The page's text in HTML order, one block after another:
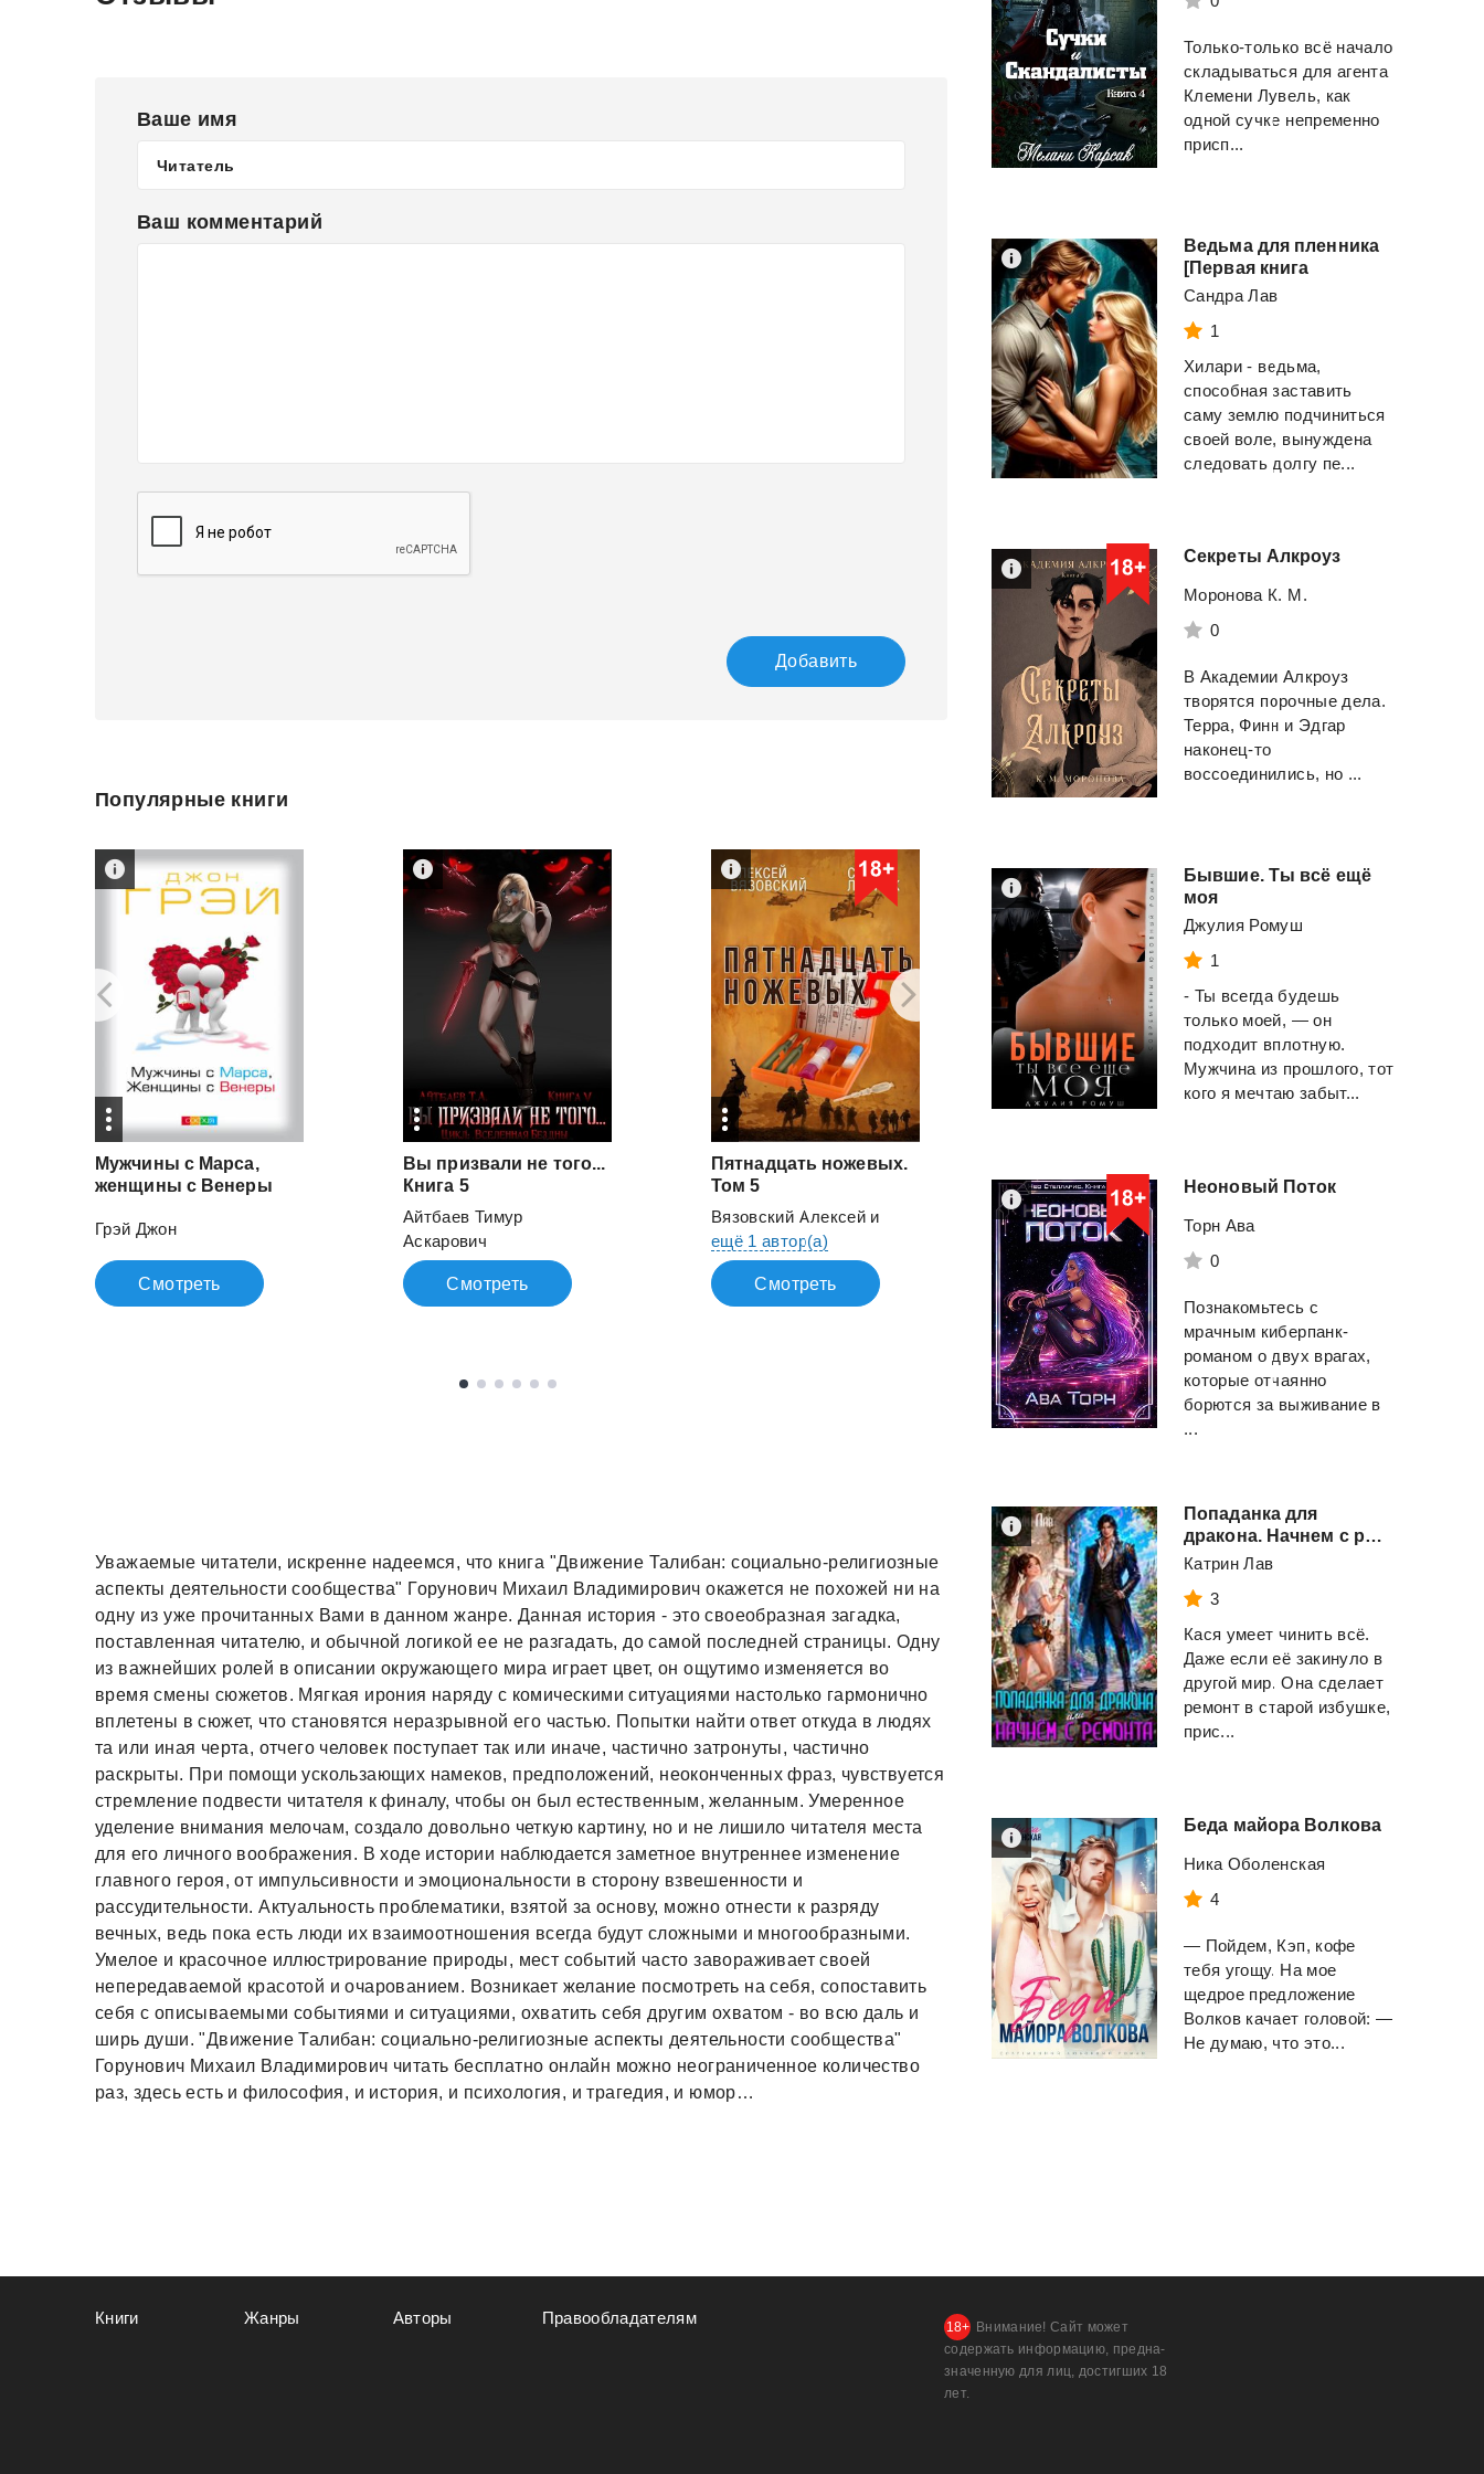
Ваше имя
Ваш комментарий
Добавить
Популярные книги
Мужчины с Марса,
женщины с Венеры
Грэй Джон
Смотреть
Вы призвали не того...
Книга 5
Айтбаев Тимур
Аскарович
Смотреть
Пятнадцать ножевых.
Том 5
Вязовский Алексейи
ещё 1 автор(а)
Смотреть
Тетралогия. (ЛП)
Ларссон Стиг
Смотреть
Уважаемые читатели, искренне надеемся, что книга "Движение Талибан: социально-религиозные
аспекты деятельности сообщества" Горунович Михаил Владимирович окажется не похожей ни на
одну из уже прочитанных Вами в данном жанре. Данная история - это своеобразная загадка,
поставленная читателю, и обычной логикой ее не разгадать, до самой последней страницы. Одну
из важнейших ролей в описании окружающего мира играет цвет, он ощутимо изменяется во
время смены сюжетов. Мягкая ирония наряду с комическими ситуациями настолько гармонично
вплетены в сюжет, что становятся неразрывной его частью. Попытки найти ответ откуда в людях
та или иная черта, отчего человек поступает так или иначе, частично затронуты, частично
раскрыты. При помощи ускользающих намеков, предположений, неоконченных фраз, чувствуется
стремление подвести читателя к финалу, чтобы он был естественным, желанным. Умеренное
уделение внимания мелочам, создало довольно четкую картину, но и не лишило читателя места
для его личного воображения. В ходе истории наблюдается заметное внутреннее изменение
главного героя, от импульсивности и эмоциональности в сторону взвешенности и
рассудительности. Актуальность проблематики, взятой за основу, можно отнести к разряду
вечных, ведь пока есть люди их взаимоотношения всегда будут сложными и многообразными.
Умелое и красочное иллюстрирование природы, мест событий часто завораживает своей
непередаваемой красотой и очарованием. Возникает желание посмотреть на себя, сопоставить
себя с описываемыми событиями и ситуациями, охватить себя другим охватом - во всю даль и
ширь души. "Движение Талибан: социально-религиозные аспекты деятельности сообщества"
Горунович Михаил Владимирович читать бесплатно онлайн можно неограниченное количество
раз, здесь есть и философия, и история, и психология, и трагедия, и юмор…
Только-только всё начало
складываться для агента
Клемени Лувель, как
одной сучке непременно
присп...
Ведьма для пленника
[Первая книга
Сандра Лав
1
Хилари - ведьма,
способная заставить
саму землю подчиниться
своей воле, вынуждена
следовать долгу пе...
Секреты Алкроуз
Моронова К. М.
0
В Академии Алкроуз
творятся порочные дела.
Терра, Финн и Эдгар
наконец-то
воссоединились, но ...
Бывшие. Ты всё ещё
моя
Джулия Ромуш
1
- Ты всегда будешь
только моей, — он
подходит вплотную.
Мужчина из прошлого, тот
кого я мечтаю забыт...
Неоновый Поток
Торн Ава
0
Познакомьтесь с
мрачным киберпанк-
романом о двух врагах,
которые отчаянно
борются за выживание в
...
Попаданка для
дракона. Начнем с ремонта
Катрин Лав
3
Кася умеет чинить всё.
Даже если её закинуло в
другой мир. Она сделает
ремонт в старой избушке,
прис...
Беда майора Волкова
Ника Оболенская
4
— Пойдем, Кэп, кофе
тебя угощу. На мое
щедрое предложение
Волков качает головой: —
Не думаю, что это...
Книги Жанры Авторы Правообладателям
Внимание! Сайт может
содержать информацию, предна­
значенную для лиц, дости­гших 18
лет.